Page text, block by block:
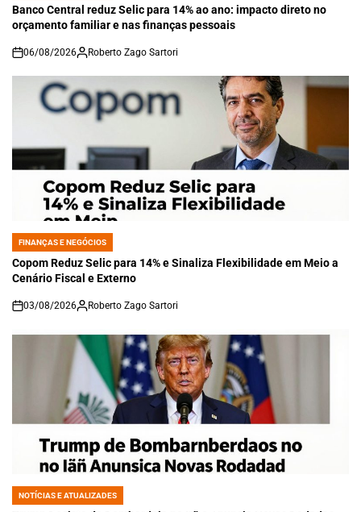
IN
Banco Central reduz Selic para 14% ao ano: impacto direto no
orçamento familiar e nas finanças pessoais
on
06/08/2026 Roberto Zago Sartori
POSTED
IN
FINANÇAS E NEGÓCIOS
Copom Reduz Selic para 14% e Sinaliza Flexibilidade em Meio a
Cenário Fiscal e Externo
on
03/08/2026 Roberto Zago Sartori
POSTED
NOTÍCIAS E ATUALIZADES